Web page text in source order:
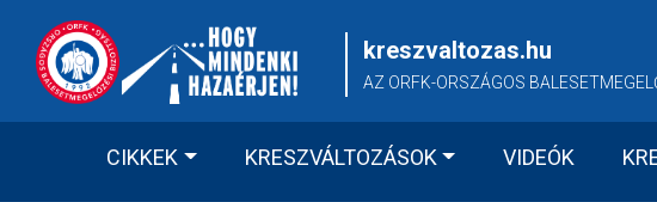
content
kreszvaltozas.hu
AZ ORFK-ORSZÁGOS
CIKKEK KRESZVÁLTOZÁSOK VIDEÓK